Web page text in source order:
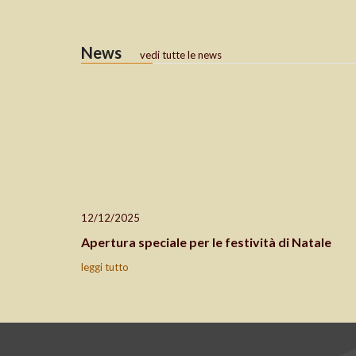
News vedi tutte le news
12/12/2025
Apertura speciale per le festività di Natale
leggi tutto